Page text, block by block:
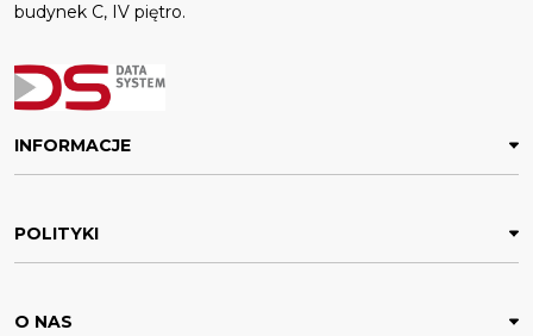
budynek C, IV piętro.
INFORMACJE
POLITYKI
O NAS